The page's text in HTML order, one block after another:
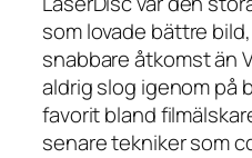
som lovade bättre
snabbare åtkomst än
aldrig slog igenom på
favorit bland
senare tekniker som